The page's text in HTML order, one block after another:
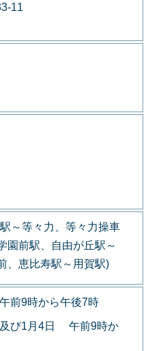
11
～等々力、等々力操車
園前駅、自由が丘駅～
、恵比寿駅～用賀駅)
前9時から午後7時
び1月4日 午前9時か